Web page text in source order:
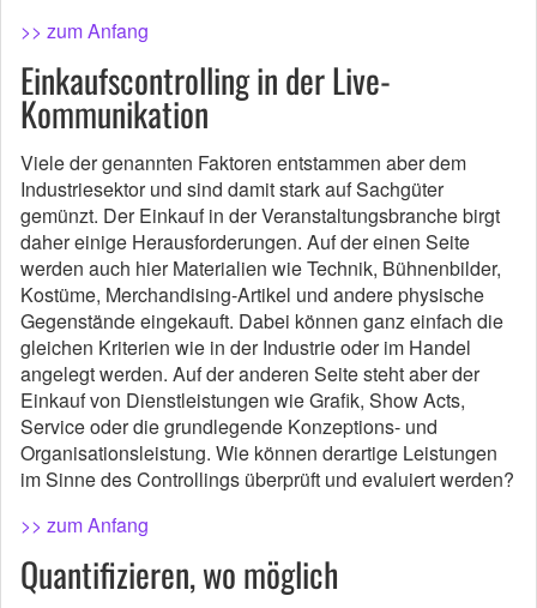
>> zum Anfang
Einkaufscontrolling in der Live-
Kommunikation
Viele der genannten Faktoren entstammen aber dem
Industriesektor und sind damit stark auf Sachgüter
gemünzt. Der Einkauf in der Veranstaltungsbranche birgt
daher einige Herausforderungen. Auf der einen Seite
werden auch hier Materialien wie Technik, Bühnenbilder,
Kostüme, Merchandising-Artikel und andere physische
Gegenstände eingekauft. Dabei können ganz einfach die
gleichen Kriterien wie in der Industrie oder im Handel
angelegt werden. Auf der anderen Seite steht aber der
Einkauf von Dienstleistungen wie Grafik, Show Acts,
Service oder die grundlegende Konzeptions- und
Organisationsleistung. Wie können derartige Leistungen
im Sinne des Controllings überprüft und evaluiert werden?
>> zum Anfang
Quantifizieren, wo möglich